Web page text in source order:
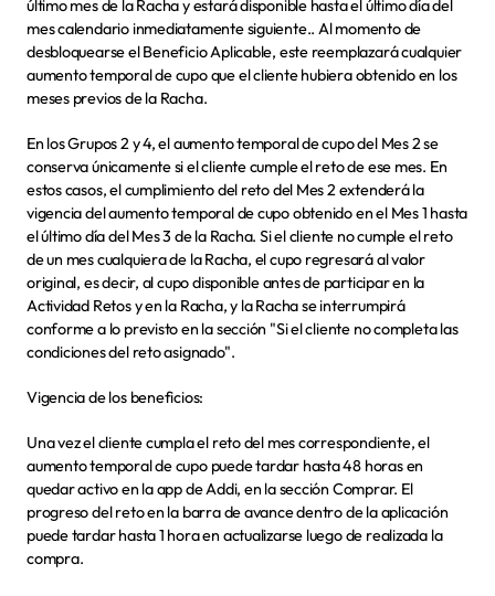
último mes de la Racha y estará disponible hasta el último día del
mes calendario inmediatamente siguiente.. Al momento de
desbloquearse el Beneficio Aplicable, este reemplazará cualquier
aumento temporal de cupo que el cliente hubiera obtenido en los
meses previos de la Racha.
En los Grupos 2 y 4, el aumento temporal de cupo del Mes 2 se
conserva únicamente si el cliente cumple el reto de ese mes. En
estos casos, el cumplimiento del reto del Mes 2 extenderá la
vigencia del aumento temporal de cupo obtenido en el Mes 1 hasta
el último día del Mes 3 de la Racha. Si el cliente no cumple el reto
de un mes cualquiera de la Racha, el cupo regresará al valor
original, es decir, al cupo disponible antes de participar en la
Actividad Retos y en la Racha, y la Racha se interrumpirá
conforme a lo previsto en la sección "Si el cliente no completa las
condiciones del reto asignado".
Vigencia de los beneficios:
Una vez el cliente cumpla el reto del mes correspondiente, el
aumento temporal de cupo puede tardar hasta 48 horas en
quedar activo en la app de Addi, en la sección Comprar. El
progreso del reto en la barra de avance dentro de la aplicación
puede tardar hasta 1 hora en actualizarse luego de realizada la
compra.